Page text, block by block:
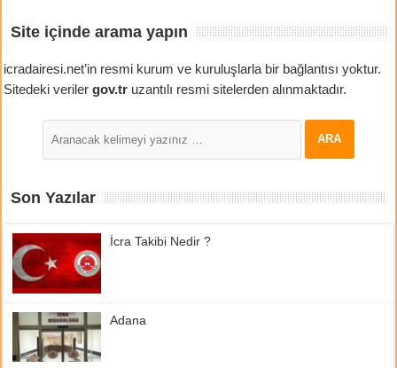
Site içinde arama yapın
icradairesi.net’in resmi kurum ve kuruluşlarla bir bağlantısı yoktur.
Sitedeki verilergov.tr uzantılı resmi sitelerden alınmaktadır.
Son Yazılar
İcra Takibi Nedir ?
Adana